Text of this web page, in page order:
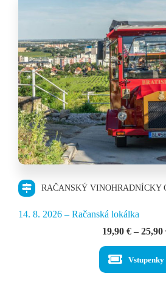
RAČANSKÝ VINOHRADNÍCKY
14. 8. 2026 – Račanská lokálka
19,90 € – 25,90
Vstupenky